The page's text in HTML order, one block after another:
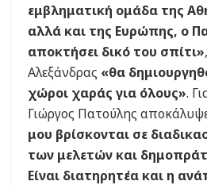
εμβληματική ομάδα της
αλλά και της Ευρώπης, ο
αποκτήσει δικό του σπίτι»
Αλεξάνδρας «θα
χώροι χαράς για όλους».
Γιώργος Πατούλης
μου βρίσκονται σε
των μελετών και
Είναι διατηρητέα και η